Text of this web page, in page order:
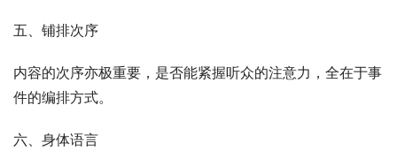
五、铺排次序
内容的次序亦极重要，是否能紧握听众的注意力，全在于事
件的编排方式。
六、身体语言